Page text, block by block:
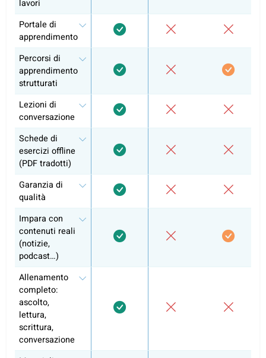
Altri livelli
Francese A2 Francese B1
Autoapprendimento
Preparazione agli esami e curriculum